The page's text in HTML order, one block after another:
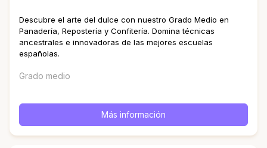
Descubre el arte del dulce con nuestro Grado Medio en
Panadería, Repostería y Confitería. Domina técnicas
ancestrales e innovadoras de las mejores escuelas
españolas.
Grado medio
Más información